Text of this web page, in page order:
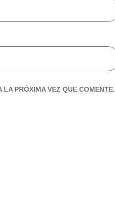
PRÓXIMA VEZ QUE COMENTE.